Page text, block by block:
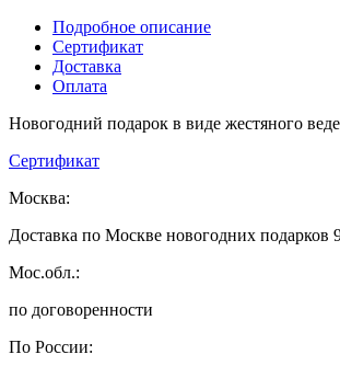
Подробное описание
Сертификат
Доставка
Оплата
Новогодний подарок в виде жестяного
Сертификат
Москва:
Доставка по Москве новогодних подарков
Мос.обл.:
по договоренности
По России: